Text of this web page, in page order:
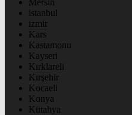
Mersin
istanbul
izmir
Kars
Kastamonu
Kayseri
Kırklareli
Kırşehir
Kocaeli
Konya
Kütahya